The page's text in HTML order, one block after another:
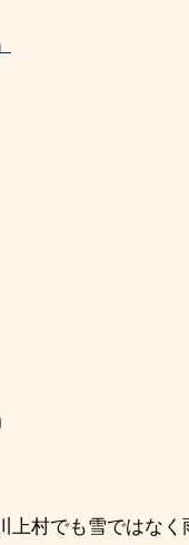
上村でも雪ではなく